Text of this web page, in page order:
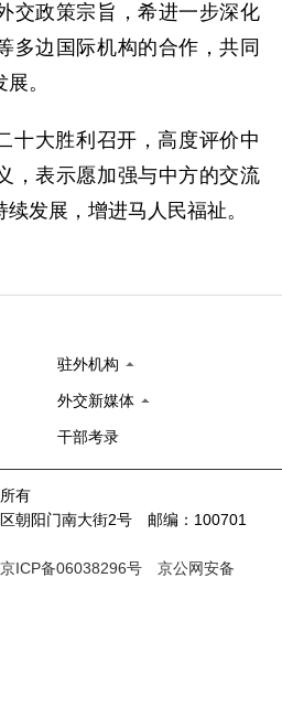
交政策宗旨，希进一步深化
多边国际机构的合作，共同
。
十大胜利召开，高度评价中
，表示愿加强与中方的交流
发展，增进马人民福祉。
驻外机构
外交新媒体
干部考录
有
朝阳门南大街2号 邮编：100701
京ICP备06038296号
京公网安备